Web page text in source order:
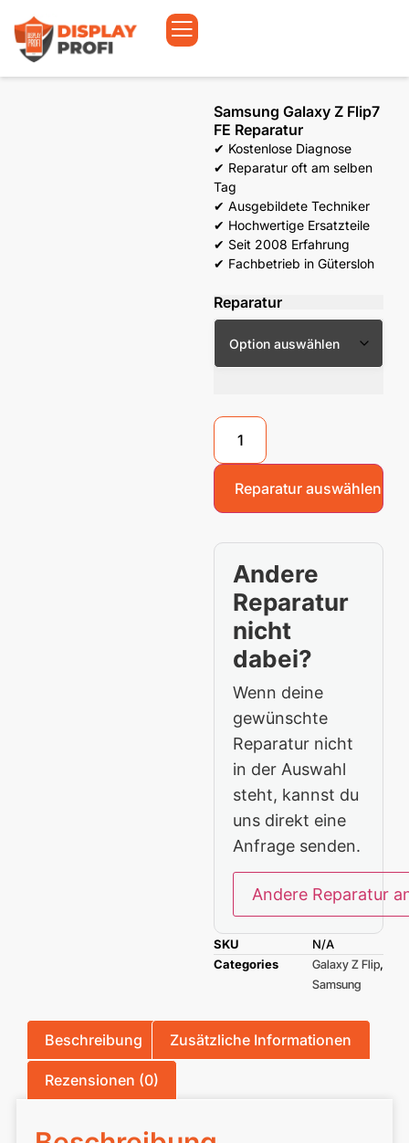
Samsung Galaxy Z Flip7
FE Reparatur
✔ Kostenlose Diagnose
✔ Reparatur oft am selben
Tag
✔ Ausgebildete Techniker
✔ Hochwertige Ersatzteile
✔ Seit 2008 Erfahrung
✔ Fachbetrieb in Gütersloh
Reparatur
Reparatur auswählen
Andere
Reparatur
nicht
dabei?
Wenn deine
gewünschte
Reparatur nicht
in der Auswahl
steht, kannst du
uns direkt eine
Anfrage senden.
Andere Reparatur
SKU
N/A
Categories
Galaxy Z Flip,
Samsung
Beschreibung Zusätzliche Informationen
Rezensionen (0)